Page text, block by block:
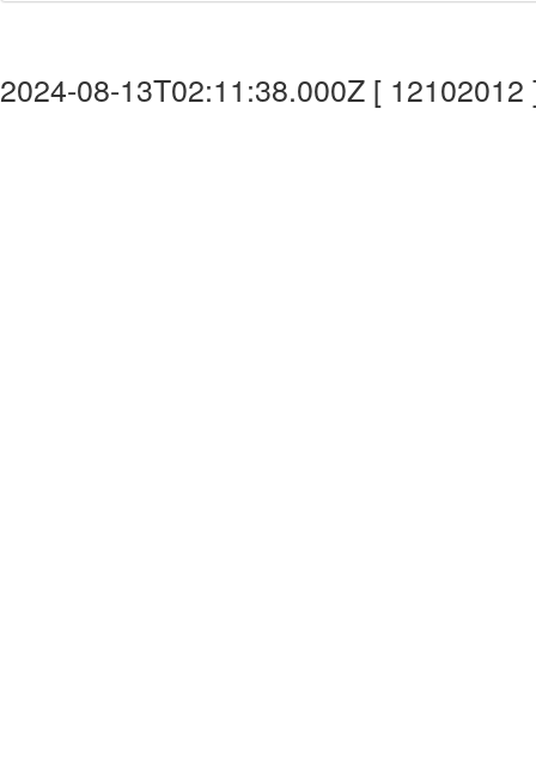
2024-08-13T02:11:38.000Z [ 12102012